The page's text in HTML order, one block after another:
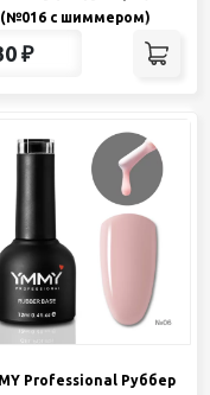
с шиммером)
₽
Professional Руббер